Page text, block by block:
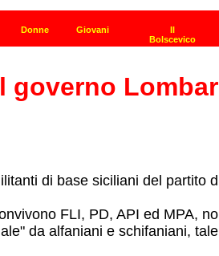
governo
di base siciliani del partito
FLI, PD, API ed MPA,
da alfaniani e schifaniani,